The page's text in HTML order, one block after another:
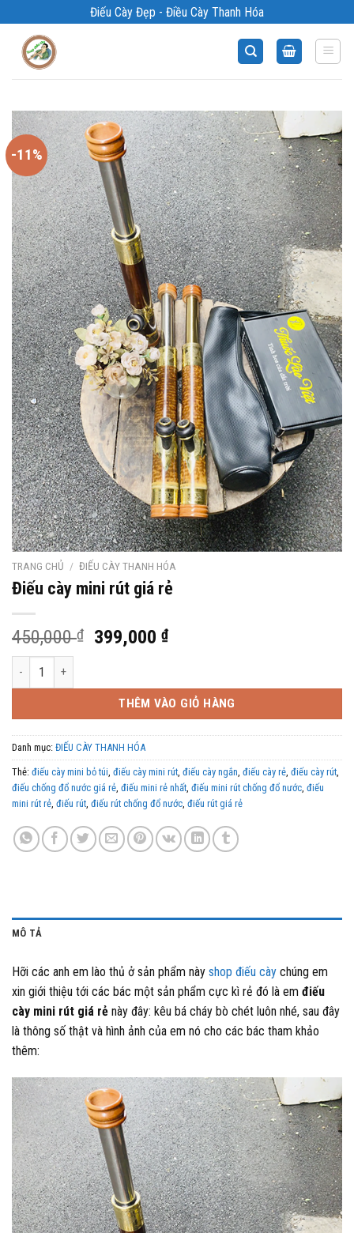
qua
Điếu Cày Đẹp - Điều Cày Thanh Hóa
-11%
TRANG CHỦ / ĐIẾU CÀY THANH HÓA
Điếu cày mini rút giá rẻ
450,000₫
Giá
450,000 ₫.
399,000₫Giá
là:
399,000 ₫.
Điếu cày mini rút giá rẻ số lượng
THÊM VÀO GIỎ HÀNG
Danh mục: ĐIẾU CÀY THANH HÓA
Thẻ: điếu cày mini bỏ túi, điếu cày mini rút, điếu cày ngắn, điếu cày rẻ, điếu cày rút,
điếu chống đổ nước giá rẻ, điếu mini rẻ nhất, điếu mini rút chống đổ nước, điếu
mini rút rẻ, điếu rút, điếu rút chống đổ nước, điếu rút giá rẻ
MÔ TẢ
Hỡi các anh em lào thủ ở sản phẩm này shop điếu cày chúng em
xin giới thiệu tới các bác một sản phẩm cực kì rẻ đó là em điếu
cày mini rút giá rẻ này đây: kêu bá cháy bò chét luôn nhé, sau đây
là thông số thật và hình ảnh của em nó cho các bác tham khảo
thêm: